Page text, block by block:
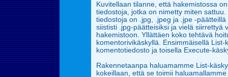
Kuvitellaan tilanne, että hakemistossa
tiedostoja, jotka on nimetty miten
tiedostoja on .jpg, .jpeg ja .jpe -
siististi .jpg-päätteisiksi ja vielä siirrettyä
hakemistoon. Yllättäen koko tehtävä
komentorivikäskyllä. Ensimmäisellä
komentotiedosto ja toisella Execute-
Rakennetaanpa haluamamme List-
kokeillaan, että se toimii